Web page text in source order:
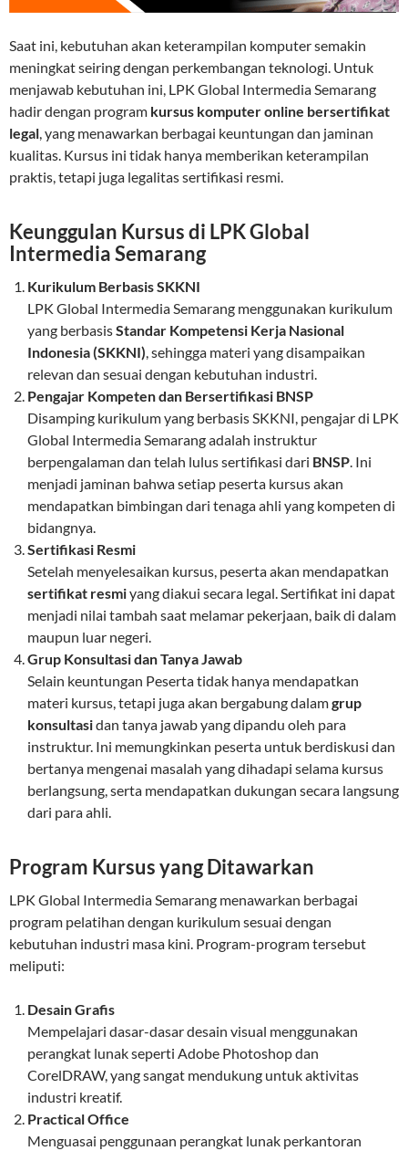
Saat ini, kebutuhan akan keterampilan komputer semakin
meningkat seiring dengan perkembangan teknologi. Untuk
menjawab kebutuhan ini, LPK Global Intermedia Semarang
hadir dengan program kursus komputer online bersertifikat
legal, yang menawarkan berbagai keuntungan dan jaminan
kualitas. Kursus ini tidak hanya memberikan keterampilan
praktis, tetapi juga legalitas sertifikasi resmi.
Keunggulan Kursus di LPK Global
Intermedia Semarang
Kurikulum Berbasis SKKNI
LPK Global Intermedia Semarang menggunakan kurikulum
yang berbasisStandar Kompetensi Kerja Nasional
Indonesia (SKKNI), sehingga materi yang disampaikan
relevan dan sesuai dengan kebutuhan industri.
Pengajar Kompeten dan Bersertifikasi BNSP
Disamping kurikulum yang berbasis SKKNI, pengajar di LPK
Global Intermedia Semarang adalah instruktur
berpengalaman dan telah lulus sertifikasi dari BNSP. Ini
menjadi jaminan bahwa setiap peserta kursus akan
mendapatkan bimbingan dari tenaga ahli yang kompeten di
bidangnya.
Sertifikasi Resmi
Setelah menyelesaikan kursus, peserta akan mendapatkan
sertifikat resmiyang diakui secara legal. Sertifikat ini dapat
menjadi nilai tambah saat melamar pekerjaan, baik di dalam
maupun luar negeri.
Grup Konsultasi dan Tanya Jawab
Selain keuntungan Peserta tidak hanya mendapatkan
materi kursus, tetapi juga akan bergabung dalamgrup
konsultasidan tanya jawab yang dipandu oleh para
instruktur. Ini memungkinkan peserta untuk berdiskusi dan
bertanya mengenai masalah yang dihadapi selama kursus
berlangsung, serta mendapatkan dukungan secara langsung
dari para ahli.
Program Kursus yang Ditawarkan
LPK Global Intermedia Semarang menawarkan berbagai
program pelatihan dengan kurikulum sesuai dengan
kebutuhan industri masa kini. Program-program tersebut
meliputi:
Desain Grafis
Mempelajari dasar-dasar desain visual menggunakan
perangkat lunak seperti Adobe Photoshop dan
CorelDRAW, yang sangat mendukung untuk aktivitas
industri kreatif.
Practical Office
Menguasai penggunaan perangkat lunak perkantoran